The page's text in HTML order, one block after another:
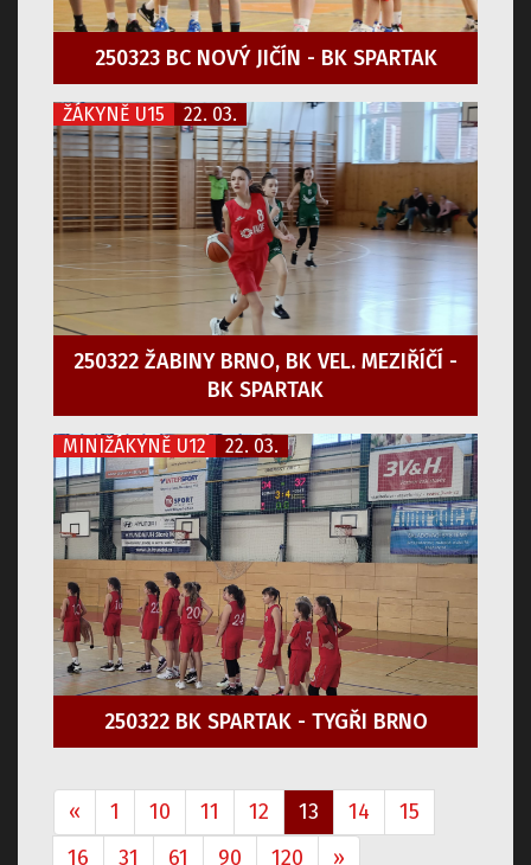
250323 BC NOVÝ JIČÍN - BK SPARTAK
ŽÁKYNĚ U15 22. 03.
250322 ŽABINY BRNO, BK VEL. MEZIŘÍČÍ -
BK SPARTAK
MINIŽÁKYNĚ U12 22. 03.
250322 BK SPARTAK - TYGŘI BRNO
« 1 10 11 12 13 14
15
16
31 61 90 120 »